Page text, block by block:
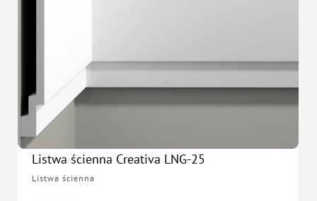
Listwa ścienna Creativa LNG-25
Listwa ścienna